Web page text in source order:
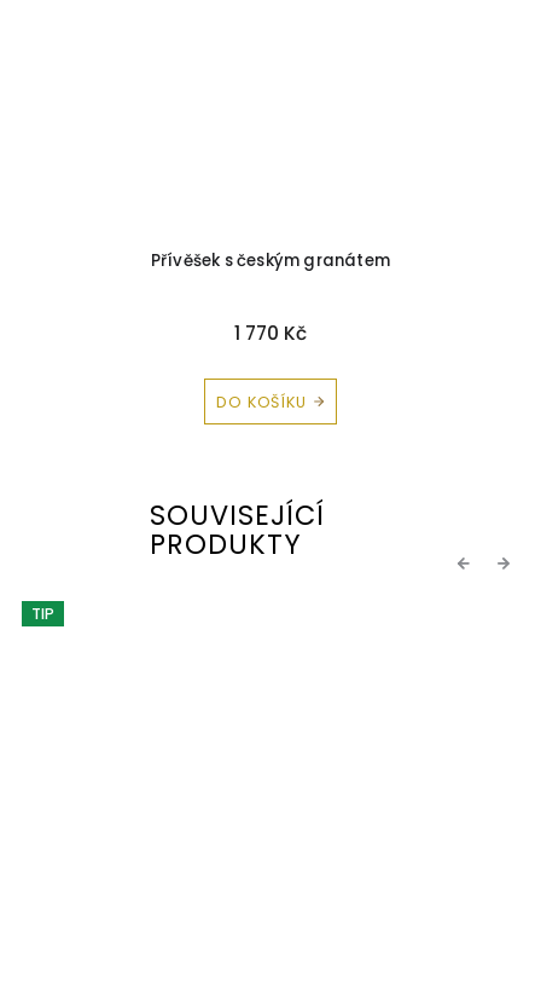
Přívěšek s českým granátem
1 770 Kč
DO KOŠÍKU
SOUVISEJÍCÍ
PRODUKTY Previous
TIP
Next